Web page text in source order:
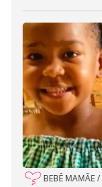
BEBÊ MAMÃE/